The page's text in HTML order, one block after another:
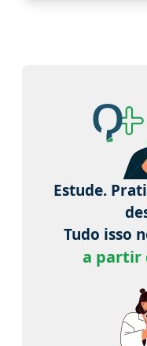
Estude.
Tudo isso
a partir